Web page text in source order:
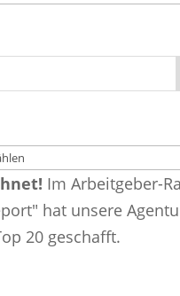
Im Arbeitgeber-
hat unsere
20 geschafft.